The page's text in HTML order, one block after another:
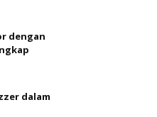
dengan
dalam